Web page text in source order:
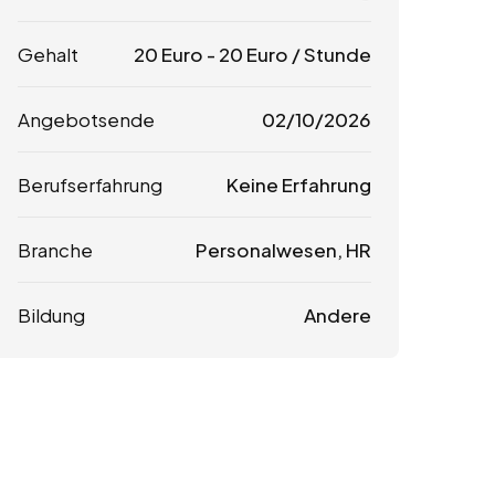
Gehalt 20 Euro - 20 Euro / Stunde
Angebotsende 02/10/2026
Berufserfahrung Keine Erfahrung
Branche Personalwesen, HR
Bildung Andere